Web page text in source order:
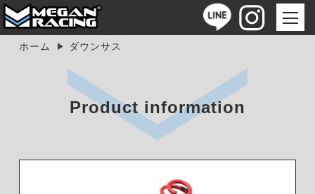
ホーム ダウンサス
Product information